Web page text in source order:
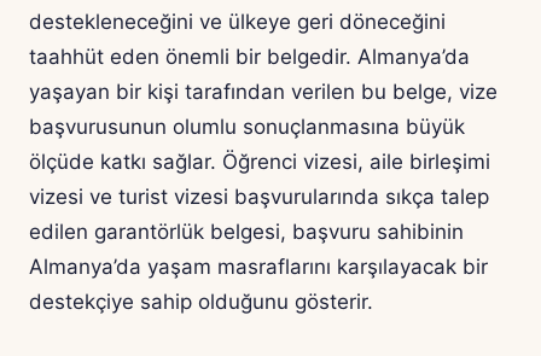
destekleneceğini ve ülkeye geri döneceğini
taahhüt eden önemli bir belgedir. Almanya’da
yaşayan bir kişi tarafından verilen bu belge, vize
başvurusunun olumlu sonuçlanmasına büyük
ölçüde katkı sağlar. Öğrenci vizesi, aile birleşimi
vizesi ve turist vizesi başvurularında sıkça talep
edilen garantörlük belgesi, başvuru sahibinin
Almanya’da yaşam masraflarını karşılayacak bir
destekçiye sahip olduğunu gösterir.